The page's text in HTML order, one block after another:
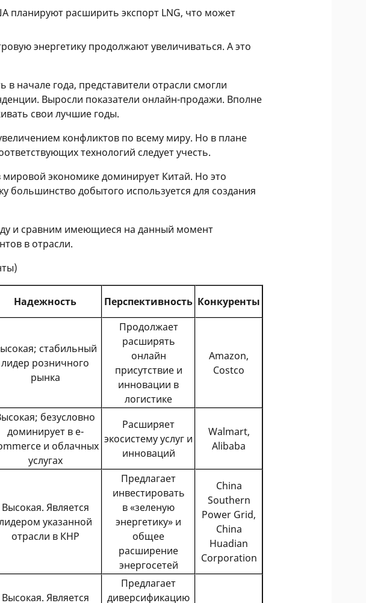
планируют расширить экспорт LNG, что может
энергетику продолжают увеличиваться. А это
начале года, представители отрасли смогли
Выросли показатели онлайн-продажи. Вполне
свои лучшие годы.
конфликтов по всему миру. Но в плане
технологий следует учесть.
мировой экономике доминирует Китай. Но это
большинство добытого используется для создания
и сравним имеющиеся на данный момент
в отрасли.
Надежность Перспективность Конкуренты
стабильный
лидер розничного
рынка
Продолжает
расширять
онлайн
присутствие и
инновации в
логистике
Amazon,
Costco
безусловно
доминирует в e-
и облачных
услугах
Расширяет
экосистему услуг и
инноваций
Walmart,
Alibaba
Высокая. Является
указанной
отрасли в КНР
Предлагает
инвестировать
в «зеленую
энергетику» и
общее
расширение
энергосетей
China
Southern
Power Grid,
China
Huadian
Corporation
Высокая. Является
Предлагает
диверсификацию